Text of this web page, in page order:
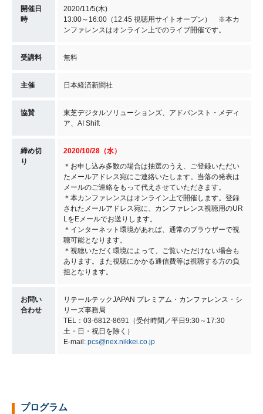
開催日
時
2020/11/5(木)
13:00～16:00（12:45 視聴用サイトオープン） ※本カ
ンファレンスはオンライン上でのライブ開催です。
受講料 無料
主催 日本経済新聞社
協賛
東芝デジタルソリューションズ、アドバンスト・メディ
ア、AI Shift
締め切
り
2020/10/28（水）
＊お申し込み多数の場合は抽選のうえ、ご登録いただい
たメールアドレス宛にご連絡いたします。当落の発表は
メールのご連絡をもって代えさせていただきます。
＊本カンファレンスはオンライン上で開催します。登録
されたメールアドレス宛に、カンファレンス視聴用のUR
LをEメールでお送りします。
＊インターネット環境があれば、通常のブラウザーで視
聴可能となります。
＊視聴いただく環境によって、ご覧いただけない場合も
あります。また視聴にかかる通信費等は視聴する方の負
担となります。
お問い
合わせ
リテールテックJAPAN プレミアム・カンファレンス・シ
リーズ事務局
TEL：03-6812-8691（受付時間／平日9:30～17:30
土・日・祝日を除く）
E-mail: pcs@nex.nikkei.co.jp
プログラム